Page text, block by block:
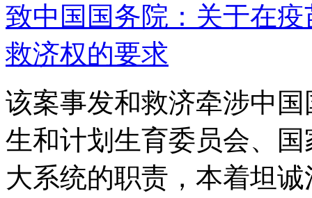
致中国国务院：关于在
救济权的要求
该案事发和救济牵涉中
生和计划生育委员会、
大系统的职责，本着坦